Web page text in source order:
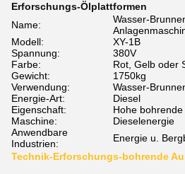
Erforschungs-Ölplattformen
Name:
Wasser-
Modell:
XY-1B
Spannung:
380V
Farbe:
Rot, Gelb oder
Gewicht:
1750kg
Verwendung:
Wasser-
Energie-Art:
Diesel
Eigenschaft:
Hohe
Maschine:
Dieselenergie
Anwendbare
Industrien:
Energie u.
Technik-Erforschungs-bohrende